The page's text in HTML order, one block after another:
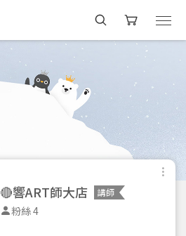
🔴響ART師大店 講師
粉絲 4